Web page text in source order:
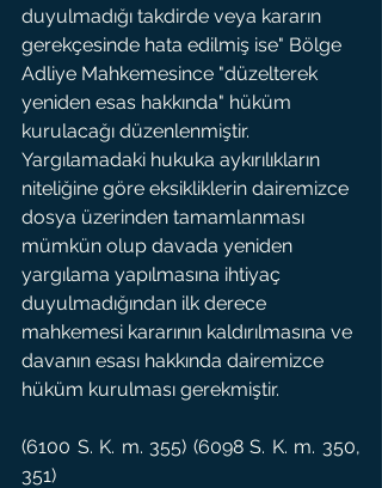
duyulmadığı takdirde veya kararın
gerekçesinde hata edilmiş ise" Bölge
Adliye Mahkemesince "düzelterek
yeniden esas hakkında" hüküm
kurulacağı düzenlenmiştir.
Yargılamadaki hukuka aykırılıkların
niteliğine göre eksikliklerin dairemizce
dosya üzerinden tamamlanması
mümkün olup davada yeniden
yargılama yapılmasına ihtiyaç
duyulmadığından ilk derece
mahkemesi kararının kaldırılmasına ve
davanın esası hakkında dairemizce
hüküm kurulması gerekmiştir.
(6100 S. K. m. 355) (6098 S. K. m. 350,
351)